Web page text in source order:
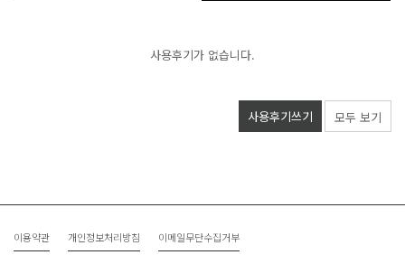
사용후기가 없습니다.
사용후기쓰기 모두 보기
이용약관 개인정보처리방침 이메일무단수집거부